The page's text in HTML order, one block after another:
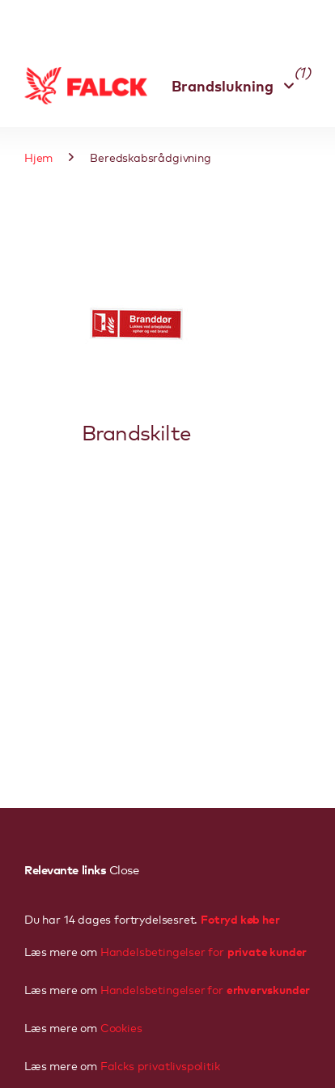
Brandslukning
(1)
Hjem Beredskabsrådgivning
Brandskilte
Relevante links Close
Du har 14 dages fortrydelsesret. Fotryd køb her
Læs mere om Handelsbetingelser for private kunder
Læs mere om Handelsbetingelserfor erhvervskunder
Læs mere om Cookies
Læs mere om Falcks privatlivspolitik